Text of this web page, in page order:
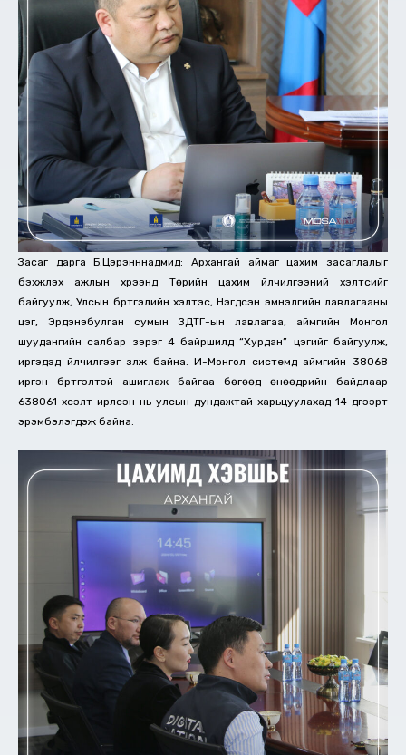
Засаг дарга Б.Цэрэнннадмид: Архангай аймаг цахим засаглалыг
бэхжүүлэх ажлын хүрээнд Төрийн цахим үйлчилгээний хэлтсийг
байгуулж, Улсын бүртгэлийн хэлтэс, Нэгдсэн эмнэлгийн лавлагааны
цэг, Эрдэнэбулган сумын ЗДТГ-ын лавлагаа, аймгийн Монгол
шуудангийн салбар зэрэг 4 байршилд “Хурдан” цэгийг байгуулж,
иргэдэд үйлчилгээг үзүүлж байна. И-Монгол системд аймгийн 38068
иргэн бүртгэлтэй ашиглаж байгаа бөгөөд өнөөдрийн байдлаар
638061 хүсэлт ирүүлсэн нь улсын дундажтай харьцуулахад 14 дүгээрт
эрэмбэлэгдэж байна.